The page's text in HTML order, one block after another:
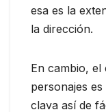
esa es la
la dirección.
En cambio, el
personajes
clava así de